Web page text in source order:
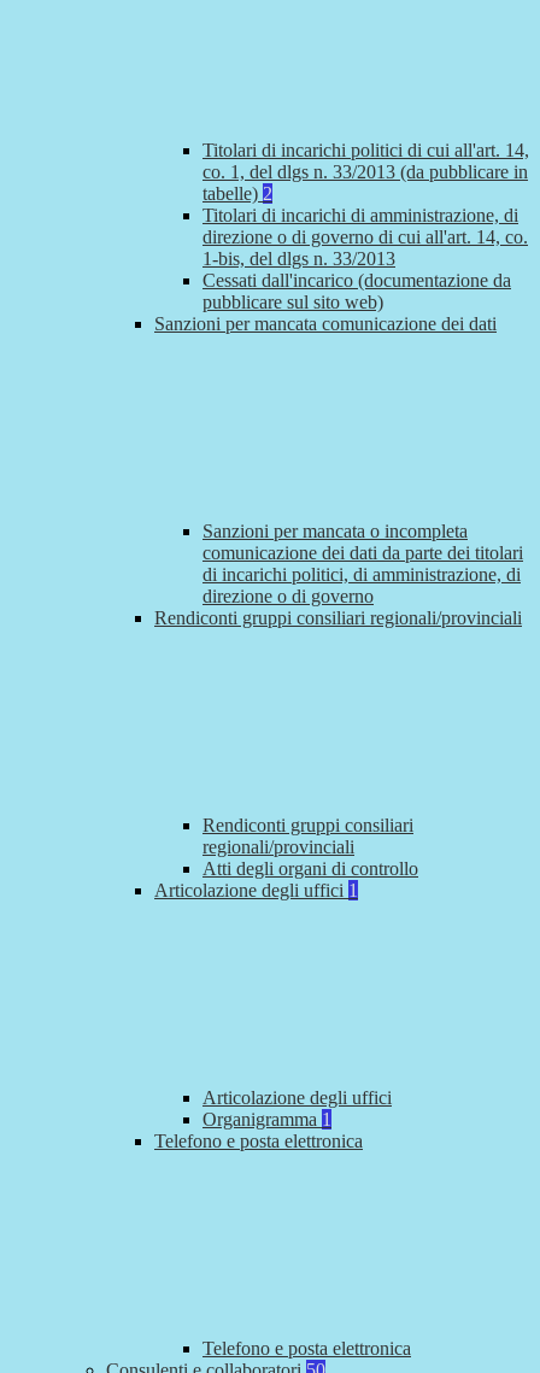
Titolari di incarichi politici di cui all'art. 14,
co. 1, del dlgs n. 33/2013 (da pubblicare in
tabelle) 2
Titolari di incarichi di amministrazione, di
direzione o di governo di cui all'art. 14, co.
1-bis, del dlgs n. 33/2013
Cessati dall'incarico (documentazione da
pubblicare sul sito web)
Sanzioni per mancata comunicazione dei dati
Sanzioni per mancata o incompleta
comunicazione dei dati da parte dei titolari
di incarichi politici, di amministrazione, di
direzione o di governo
Rendiconti gruppi consiliari regionali/provinciali
Rendiconti gruppi consiliari
regionali/provinciali
Atti degli organi di controllo
Articolazione degli uffici 1
Articolazione degli uffici
Organigramma 1
Telefono e posta elettronica
Telefono e posta elettronica